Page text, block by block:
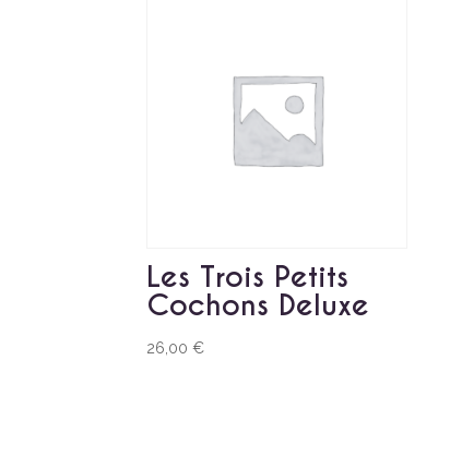
Les Trois Petits
Cochons Deluxe
26,00€